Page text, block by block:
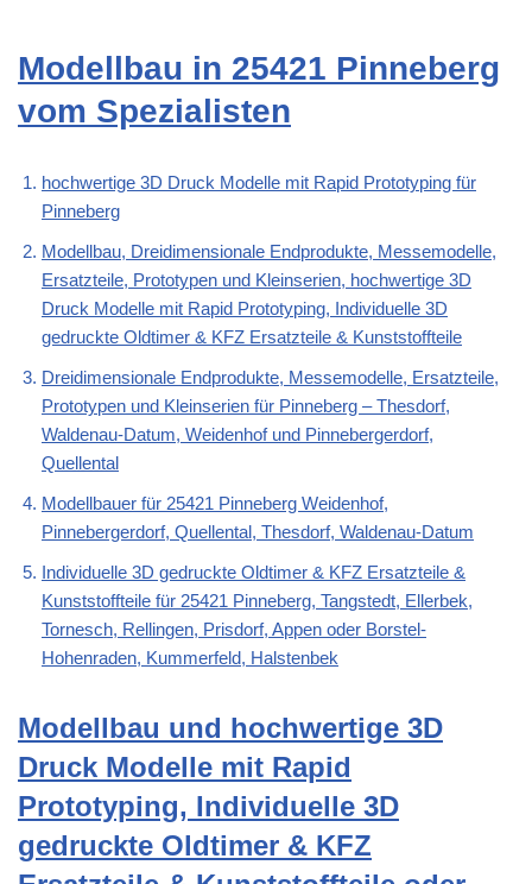
Modellbau in 25421 Pinneberg
vom Spezialisten
hochwertige 3D Druck Modelle mit Rapid Prototyping für
Pinneberg
Modellbau, Dreidimensionale Endprodukte, Messemodelle,
Ersatzteile, Prototypen und Kleinserien, hochwertige 3D
Druck Modelle mit Rapid Prototyping, Individuelle 3D
gedruckte Oldtimer & KFZ Ersatzteile & Kunststoffteile
Dreidimensionale Endprodukte, Messemodelle, Ersatzteile,
Prototypen und Kleinserien für Pinneberg – Thesdorf,
Waldenau-Datum, Weidenhof und Pinnebergerdorf,
Quellental
Modellbauer für 25421 Pinneberg Weidenhof,
Pinnebergerdorf, Quellental, Thesdorf, Waldenau-Datum
Individuelle 3D gedruckte Oldtimer & KFZ Ersatzteile &
Kunststoffteile für 25421 Pinneberg, Tangstedt, Ellerbek,
Tornesch, Rellingen, Prisdorf, Appen oder Borstel-
Hohenraden, Kummerfeld, Halstenbek
Modellbau und hochwertige 3D
Druck Modelle mit Rapid
Prototyping, Individuelle 3D
gedruckte Oldtimer & KFZ